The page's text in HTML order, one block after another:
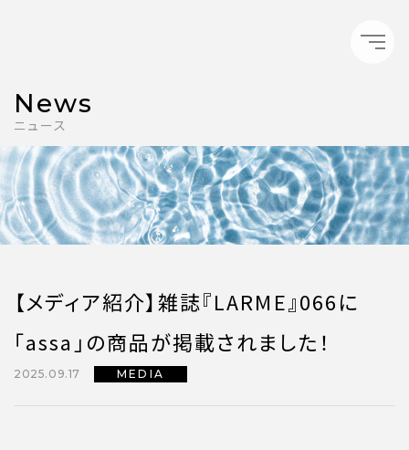
News
ニュース
【メディア紹介】雑誌『LARME』066に
「assa」の商品が掲載されました！
2025.09.17 MEDIA